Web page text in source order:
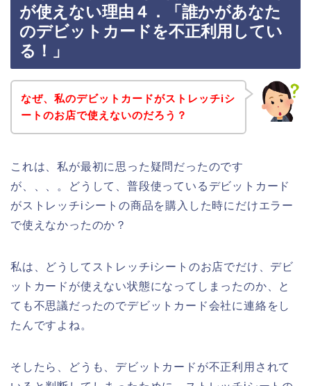
が使えない理由４．「誰かがあなた
のデビットカードを不正利用してい
る！」
なぜ、私のデビットカードがストレッチiシ
ートのお店で使えないのだろう？
これは、私が最初に思った疑問だったのです
が、、、。どうして、普段使っているデビットカード
がストレッチiシートの商品を購入した時にだけエラー
で使えなかったのか？
私は、どうしてストレッチiシートのお店でだけ、デビ
ットカードが使えない状態になってしまったのか、と
ても不思議だったのでデビットカード会社に連絡をし
たんですよね。
そしたら、どうも、デビットカードが不正利用されて